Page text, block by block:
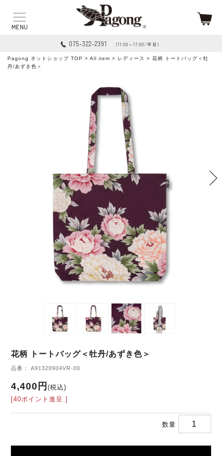
075-322-2391 （11:00～17:00/平日）
Pagong ネットショップ TOP > All item > レディース
> 花柄 トートバッグ＜牡
丹/あずき色＞
花柄 トートバッグ＜牡丹/あずき色＞
品番： A91320904VR-00
4,400円(税込)
[40ポイント進呈 ]
数量